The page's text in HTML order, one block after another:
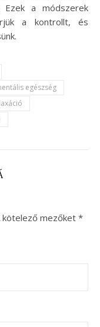
a módszerek
a kontrollt, és
egészség
kötelező mezőket *